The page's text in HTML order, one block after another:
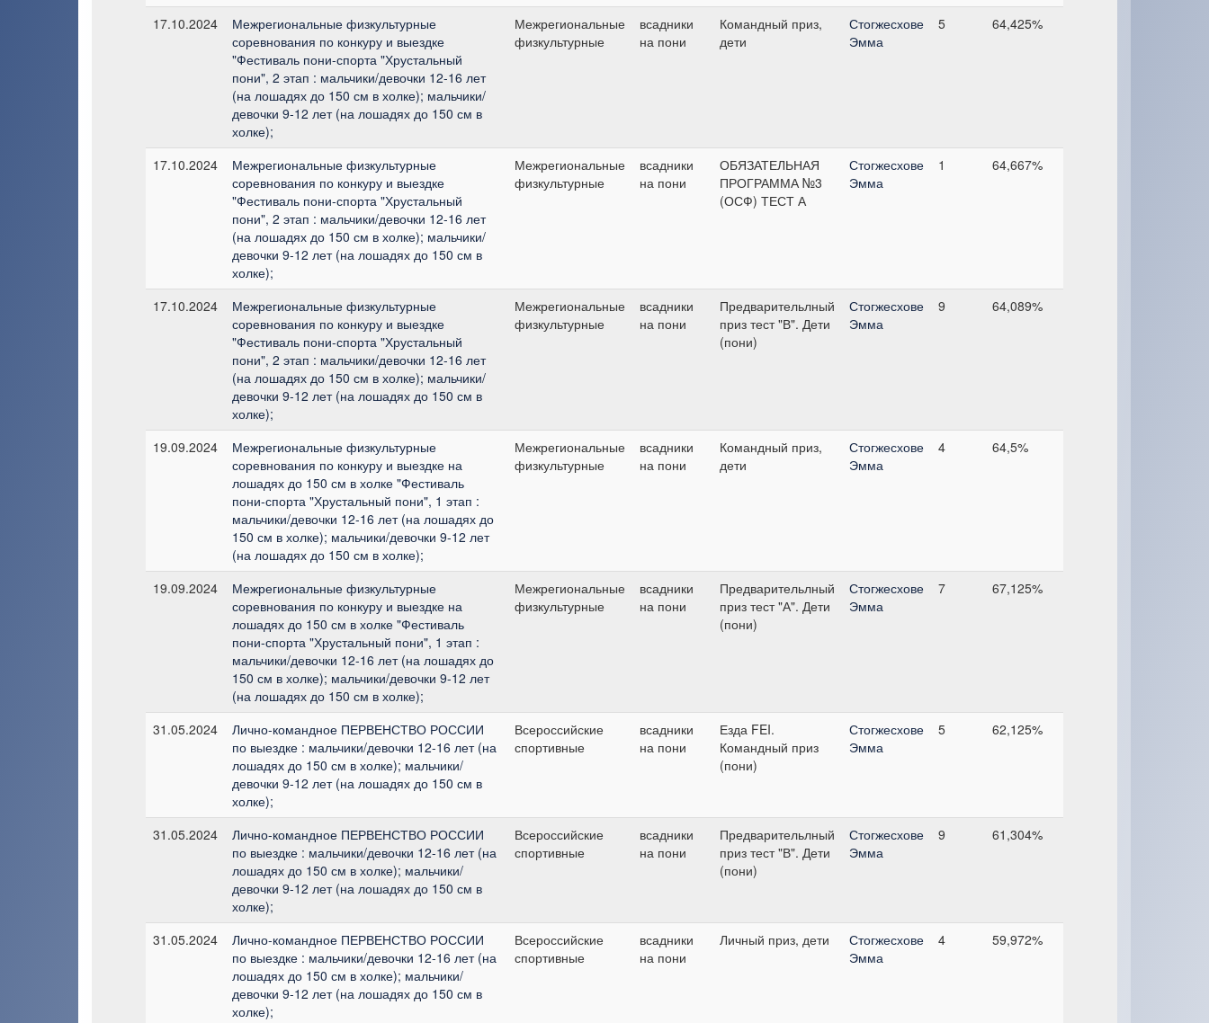
17.10.2024
Межрегиональные физкультурные
соревнования по конкуру и выездке
"Фестиваль пони-спорта "Хрустальный
пони", 2 этап : мальчики/девочки 12-16 лет
(на лошадях до 150 см в холке); мальчики/
девочки 9-12 лет (на лошадях до 150 см в
холке);
Межрегиональные
физкультурные
всадники
на пони
Командный приз,
дети
Стогжесхове
Эмма
5 64,425%
17.10.2024
Межрегиональные физкультурные
соревнования по конкуру и выездке
"Фестиваль пони-спорта "Хрустальный
пони", 2 этап : мальчики/девочки 12-16 лет
(на лошадях до 150 см в холке); мальчики/
девочки 9-12 лет (на лошадях до 150 см в
холке);
Межрегиональные
физкультурные
всадники
на пони
ОБЯЗАТЕЛЬНАЯ
ПРОГРАММА №3
(ОСФ) ТЕСТ А
Стогжесхове
Эмма
1 64,667%
17.10.2024
Межрегиональные физкультурные
соревнования по конкуру и выездке
"Фестиваль пони-спорта "Хрустальный
пони", 2 этап : мальчики/девочки 12-16 лет
(на лошадях до 150 см в холке); мальчики/
девочки 9-12 лет (на лошадях до 150 см в
холке);
Межрегиональные
физкультурные
всадники
на пони
Предварительлный
приз тест "В". Дети
(пони)
Стогжесхове
Эмма
9 64,089%
19.09.2024
Межрегиональные физкультурные
соревнования по конкуру и выездке на
лошадях до 150 см в холке "Фестиваль
пони-спорта "Хрустальный пони", 1 этап :
мальчики/девочки 12-16 лет (на лошадях до
150 см в холке); мальчики/девочки 9-12 лет
(на лошадях до 150 см в холке);
Межрегиональные
физкультурные
всадники
на пони
Командный приз,
дети
Стогжесхове
Эмма
4 64,5%
19.09.2024
Межрегиональные физкультурные
соревнования по конкуру и выездке на
лошадях до 150 см в холке "Фестиваль
пони-спорта "Хрустальный пони", 1 этап :
мальчики/девочки 12-16 лет (на лошадях до
150 см в холке); мальчики/девочки 9-12 лет
(на лошадях до 150 см в холке);
Межрегиональные
физкультурные
всадники
на пони
Предварительлный
приз тест "А". Дети
(пони)
Стогжесхове
Эмма
7 67,125%
31.05.2024
Лично-командное ПЕРВЕНСТВО РОССИИ
по выездке : мальчики/девочки 12-16 лет (на
лошадях до 150 см в холке); мальчики/
девочки 9-12 лет (на лошадях до 150 см в
холке);
Всероссийские
спортивные
всадники
на пони
Езда FEI.
Командный приз
(пони)
Стогжесхове
Эмма
5 62,125%
31.05.2024
Лично-командное ПЕРВЕНСТВО РОССИИ
по выездке : мальчики/девочки 12-16 лет (на
лошадях до 150 см в холке); мальчики/
девочки 9-12 лет (на лошадях до 150 см в
холке);
Всероссийские
спортивные
всадники
на пони
Предварительлный
приз тест "В". Дети
(пони)
Стогжесхове
Эмма
9 61,304%
31.05.2024
Лично-командное ПЕРВЕНСТВО РОССИИ
по выездке : мальчики/девочки 12-16 лет (на
лошадях до 150 см в холке); мальчики/
девочки 9-12 лет (на лошадях до 150 см в
холке);
Всероссийские
спортивные
всадники
на пони
Личный приз, дети
Стогжесхове
Эмма
4 59,972%